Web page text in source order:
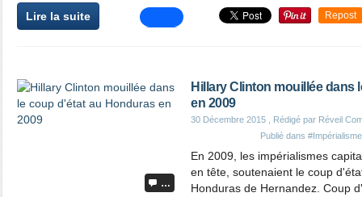
Lire la suite Repost
…
Hillary Clinton mouillée dans
en 2009
30 Décembre 2015 , Rédigé par Réveil
Publié dans #Impérialisme
En 2009, les impérialismes
en tête, soutenaient le coup
Honduras de Hernandez. Coup